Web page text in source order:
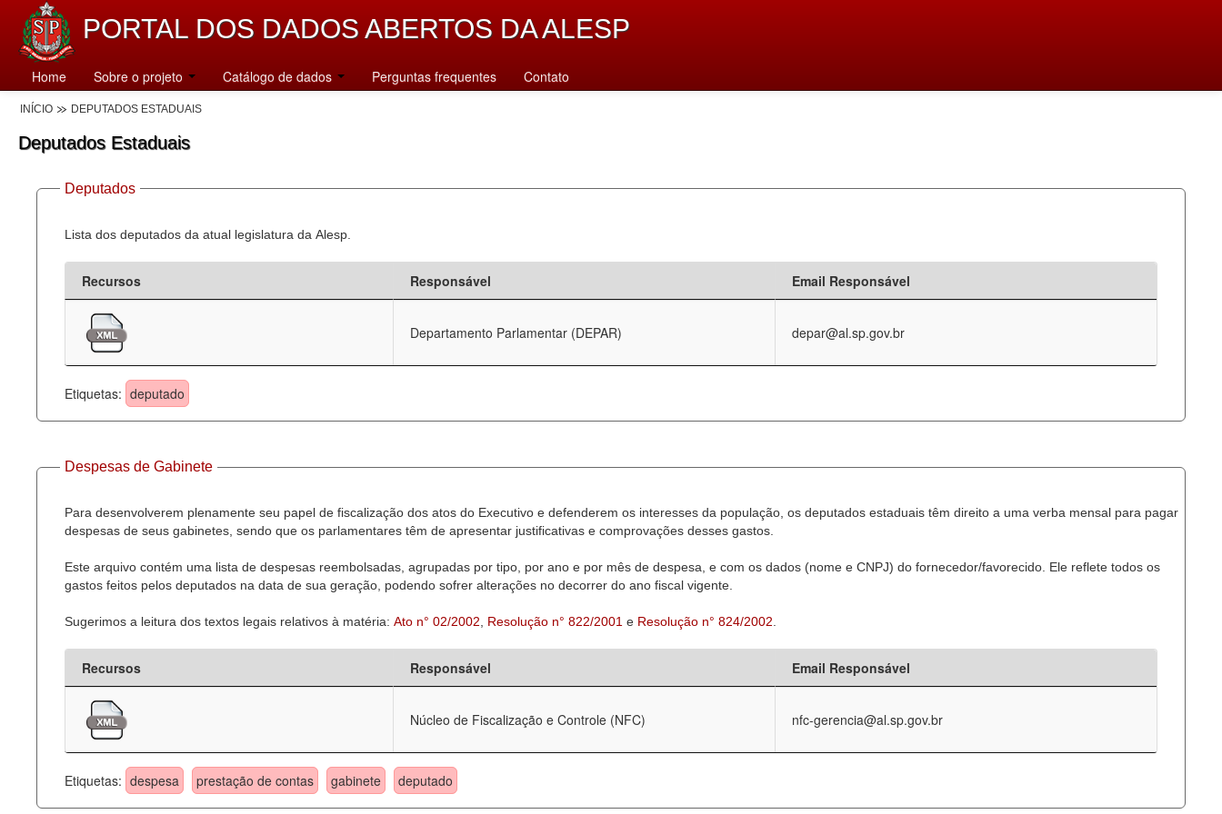
PORTAL DOS DADOS ABERTOS DA ALESP
Home Sobre o projeto Catálogo de dados Perguntas frequentes Contato
INÍCIO DEPUTADOS ESTADUAIS
Deputados Estaduais
Deputados
Lista dos deputados da atual legislatura da Alesp.
Recursos Responsável Email Responsável
Departamento Parlamentar (DEPAR) depar@al.sp.gov.br
Etiquetas: deputado
Despesas de Gabinete
Para desenvolverem plenamente seu papel de fiscalização dos atos do Executivo e defenderem os interesses da população, os deputados estaduais têm direito a uma verba mensal para pagar
despesas de seus gabinetes, sendo que os parlamentares têm de apresentar justificativas e comprovações desses gastos.
Este arquivo contém uma lista de despesas reembolsadas, agrupadas por tipo, por ano e por mês de despesa, e com os dados (nome e CNPJ) do fornecedor/favorecido. Ele reflete todos os
gastos feitos pelos deputados na data de sua geração, podendo sofrer alterações no decorrer do ano fiscal vigente.
Sugerimos a leitura dos textos legais relativos à matéria: Ato n° 02/2002 Resolução n° 822/2001 e Resolução n° 824/2002
Recursos Responsável Email Responsável
Núcleo de Fiscalização e Controle (NFC) nfc-gerencia@al.sp.gov.br
Etiquetas: despesa prestação de contas gabinete deputado